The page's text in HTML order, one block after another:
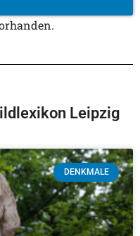
Leipzig
DENKMALE